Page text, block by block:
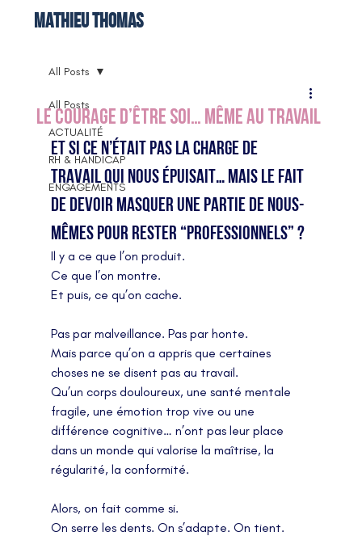
Mathieu THOMAS
All Posts
ACTUALITÉ
RH & HANDICAP
ENGAGEMENTS
All Posts
Le courage d’être soi… même au travail
Et si ce n’était pas la charge de
travail qui nous épuisait… mais le fait
de devoir masquer une partie de nous-
mêmes pour rester “professionnels” ?
Il y a ce que l’on produit.
Ce que l’on montre.
Et puis, ce qu’on cache.
Pas par malveillance. Pas par honte.
Mais parce qu’on a appris que certaines
choses ne se disent pas au travail.
Qu’un corps douloureux, une santé mentale
fragile, une émotion trop vive ou une
différence cognitive… n’ont pas leur place
dans un monde qui valorise la maîtrise, la
régularité, la conformité.
Alors, on fait comme si.
On serre les dents. On s’adapte. On tient.